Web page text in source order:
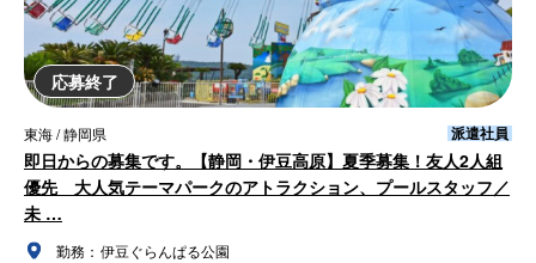
応募終了
東海 / 静岡県 派遣社員
即日からの募集です。【静岡・伊豆高原】夏季募集！友人2人組
優先 大人気テーマパークのアトラクション、プールスタッフ／
未 …
勤務： 伊豆ぐらんぱる公園